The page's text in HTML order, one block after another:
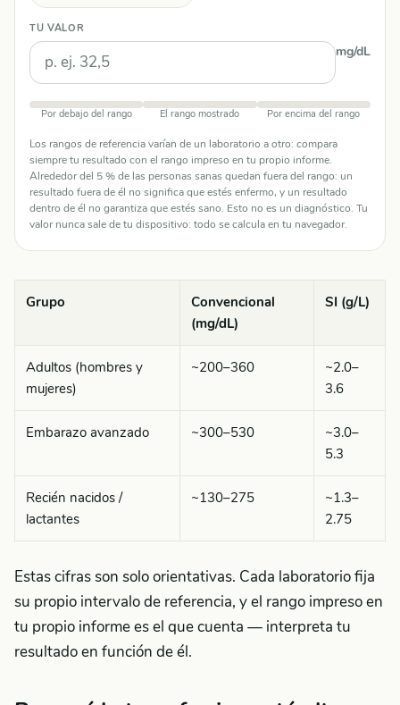
TU VALOR
mg/dL
Por debajo del rango El rango mostrado Por encima del rango
Los rangos de referencia varían de un laboratorio a otro: compara
siempre tu resultado con el rango impreso en tu propio informe.
Alrededor del 5 % de las personas sanas quedan fuera del rango: un
resultado fuera de él no significa que estés enfermo, y un resultado
dentro de él no garantiza que estés sano. Esto no es un diagnóstico. Tu
valor nunca sale de tu dispositivo: todo se calcula en tu navegador.
Grupo
Convencional
(mg/dL)
SI (g/L)
Adultos (hombres y
mujeres)
~200–360
~2.0–
3.6
Embarazo avanzado ~300–530
~3.0–
5.3
Recién nacidos /
lactantes
~130–275
~1.3–
2.75
Estas cifras son solo orientativas. Cada laboratorio fija
su propio intervalo de referencia, y el rango impreso en
tu propio informe es el que cuenta — interpreta tu
resultado en función de él.